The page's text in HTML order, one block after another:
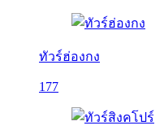
ทัวร์ฮ่องกง
177